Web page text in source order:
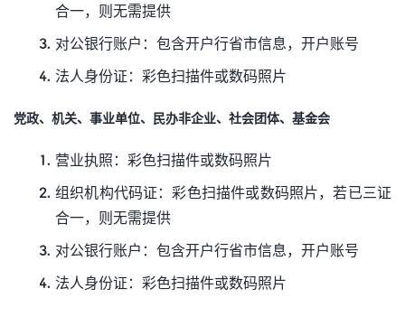
合一，则无需提供
对公银行账户：包含开户行省市信息，开户账号
法人身份证：彩色扫描件或数码照片
党政、机关、事业单位、民办非企业、社会团体、基金会
营业执照：彩色扫描件或数码照片
组织机构代码证：彩色扫描件或数码照片，若已三证
合一，则无需提供
对公银行账户：包含开户行省市信息，开户账号
法人身份证：彩色扫描件或数码照片